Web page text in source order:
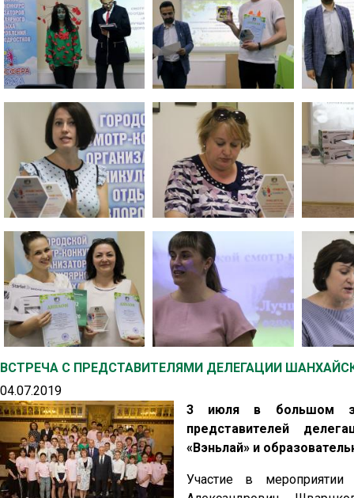
ВСТРЕЧА С ПРЕДСТАВИТЕЛЯМИ ДЕЛЕГАЦИИ
04.07.2019
3 июля в большом
представителей
«Вэньлай» и
Участие в мероприятии